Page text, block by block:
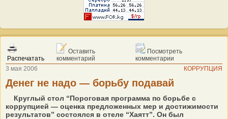
Распечатать
Оставить
комментарий
Посмотреть
комментарии
3 мая 2006
КОРРУПЦИЯ
Денег не надо — борьбу подавай
Круглый стол “Пороговая программа по борьбе с
коррупцией — оценка предложенных мер и достижимости
результатов” состоялся в отеле “Хаятт”. Он был